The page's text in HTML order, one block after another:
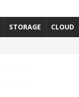
STORAGE CLOUD